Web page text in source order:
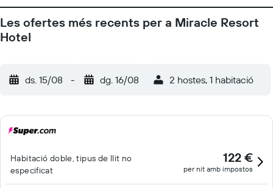
Les ofertes més recents per a Miracle Resort
Hotel
ds. 15/08 - dg. 16/08 2 hostes, 1 habitació
Habitació doble, tipus de llit no
especificat
122 €
per nit amb impostos